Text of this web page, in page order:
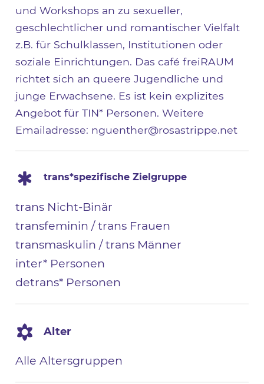
und Workshops an zu sexueller,
geschlechtlicher und romantischer Vielfalt
z.B. für Schulklassen, Institutionen oder
soziale Einrichtungen. Das café freiRAUM
richtet sich an queere Jugendliche und
junge Erwachsene. Es ist kein explizites
Angebot für TIN* Personen. Weitere
Emailadresse: nguenther@rosastrippe.net
trans*spezifische Zielgruppe
trans Nicht-Binär
transfeminin / trans Frauen
transmaskulin / trans Männer
inter* Personen
detrans* Personen
Alter
Alle Altersgruppen